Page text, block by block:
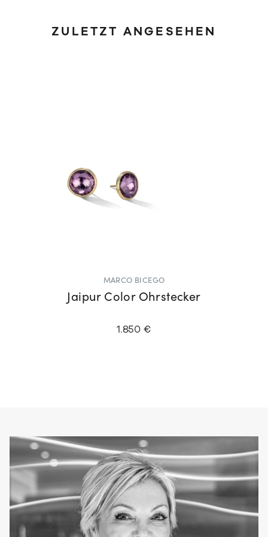
ZULETZT ANGESEHEN
MARCO BICEGO
Jaipur Color Ohrstecker
1.850 €